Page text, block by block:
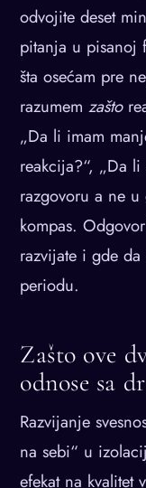
odvojite deset
pitanja u pisanoj
šta osećam pre
razumem zašto
„Da li imam
reakcija?“, „Da
razgovoru a ne
kompas.
razvijate i gde
periodu.
Zašto ove
odnose sa
Razvijanje
na sebi“ u
efekat na